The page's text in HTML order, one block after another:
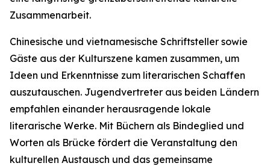
Zusammenarbeit.
Chinesische und vietnamesische Schriftsteller sowie
Gäste aus der Kulturszene kamen zusammen, um
Ideen und Erkenntnisse zum literarischen Schaffen
auszutauschen. Jugendvertreter aus beiden Ländern
empfahlen einander herausragende lokale
literarische Werke. Mit Büchern als Bindeglied und
Worten als Brücke fördert die Veranstaltung den
kulturellen Austausch und das gemeinsame